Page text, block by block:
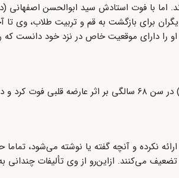
برای بازگشت به قم و تربیت طلاب،‌ وی تا
او را دارای موقعیت خاص در نزد خود
سید علی یثربی، در سحرگاه ۵ رجب ۱۳۷۹ق (برابر با ۱۳ دی ماه ۱۳۳۸ش) در سن
نکرده و آنچه گفته یا نوشته می‌شود،
می‌کنند. ازاین‌رو از وی تألیفات چندانی